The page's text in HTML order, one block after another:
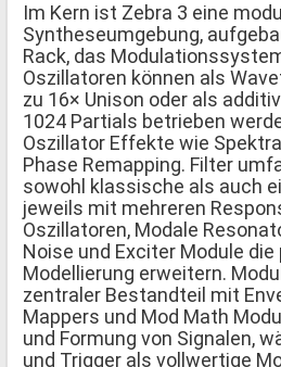
Im Kern ist Zebra 3 eine
Syntheseumgebung,
Rack, das
Oszillatoren können als
zu 16× Unison oder als
1024 Partials betrieben
Oszillator Effekte wie
Phase Remapping. Filter
sowohl klassische als auch
jeweils mit mehreren
Oszillatoren, Modale
Noise und Exciter Module
Modellierung erweitern.
zentraler Bestandteil mit
Mappers und Mod Math
und Formung von Signalen,
und Trigger als vollwertige